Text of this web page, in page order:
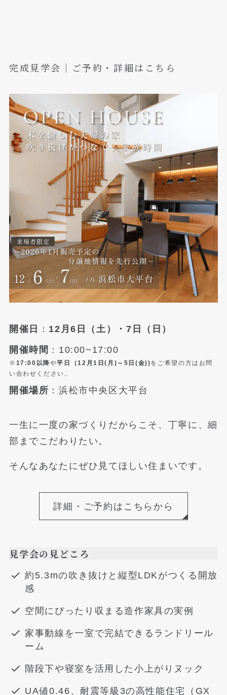
完成見学会｜ご予約・詳細はこちら
開催日 ： 12月6日（土）・7日（日）
開催時間 ：10:00~17:00
※ 17:00以降や平日（12月1日(月)～5日(金))をご希望の方はお問
い合わせください。
開催場所 ：浜松市中央区大平台
一生に一度の家づくりだからこそ、丁寧に、細
部までこだわりたい。
そんなあなたにぜひ見てほしい住まいです。
詳細・ご予約はこちらから
見学会の見どころ
約5.3mの吹き抜けと縦型LDKがつくる開放
感
空間にぴったり収まる造作家具の実例
家事動線を一室で完結できるランドリール
ーム
階段下や寝室を活用した小上がりヌック
UA値0.46、耐震等級3の高性能住宅（GX